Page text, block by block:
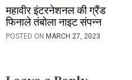
महावीर इंटरनेशनल की ग्रैंड
फिनाले तंबोला नाइट संपन्न
POSTED ON MARCH 27, 2023